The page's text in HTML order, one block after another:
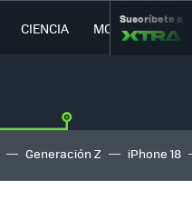
CIENCIA MOVILIDAD
Suscríbete a
Generación Z iPhone 18